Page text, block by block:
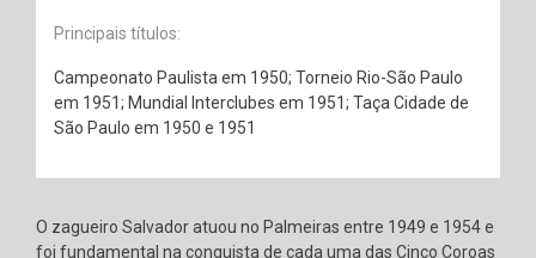
Principais títulos:
Campeonato Paulista em 1950; Torneio Rio-São Paulo
em 1951; Mundial Interclubes em 1951; Taça Cidade de
São Paulo em 1950 e 1951
O zagueiro Salvador atuou no Palmeiras entre 1949 e 1954 e
foi fundamental na conquista de cada uma das Cinco Coroas